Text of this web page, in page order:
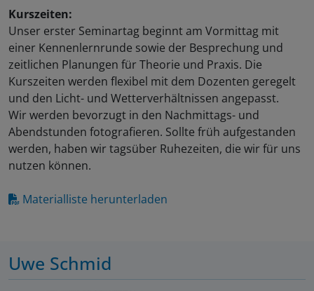
Kurszeiten:
Unser erster Seminartag beginnt am Vormittag mit
einer Kennenlernrunde sowie der Besprechung und
zeitlichen Planungen für Theorie und Praxis. Die
Kurszeiten werden flexibel mit dem Dozenten geregelt
und den Licht- und Wetterverhältnissen angepasst.
Wir werden bevorzugt in den Nachmittags- und
Abendstunden fotografieren. Sollte früh aufgestanden
werden, haben wir tagsüber Ruhezeiten, die wir für uns
nutzen können.
Materialliste herunterladen
Uwe Schmid